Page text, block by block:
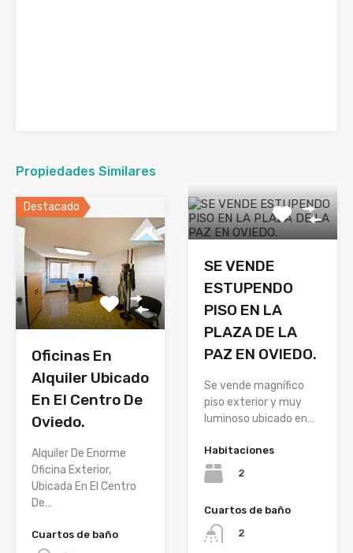
Propiedades Similares
Destacado
Oficinas En
Alquiler Ubicado
En El Centro De
Oviedo.
Alquiler De Enorme
Oficina Exterior,
Ubicada En El Centro
De…
Cuartos de baño
SE VENDE
ESTUPENDO
PISO EN LA
PLAZA DE LA
PAZ EN OVIEDO.
Se vende magnífico
piso exterior y muy
luminoso ubicado en…
Habitaciones
2
Cuartos de baño
2